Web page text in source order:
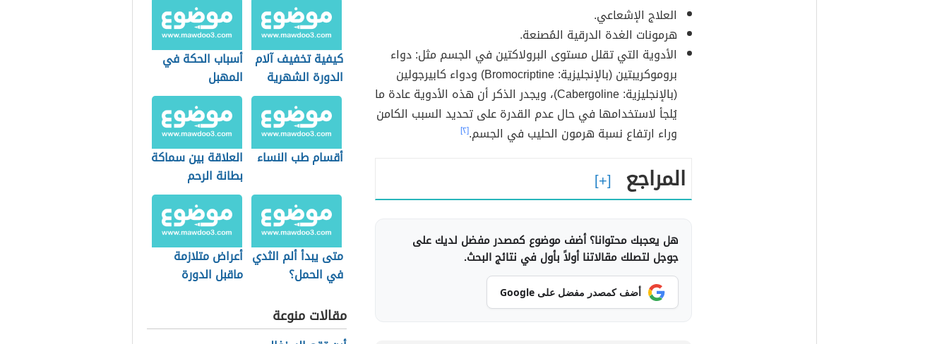
العلاج الإشعاعي.
هرمونات الغدة الدرقية المُصنعة.
الأدوية التي تقلل مستوى البرولاكتين في الجسم مثل: دواء
بروموكريبتين (بالإنجليزية: Bromocriptine) ودواء كابيرجولين
(بالإنجليزية: Cabergoline)، ويجدر الذكر أن هذه الأدوية عادة ما
يُلجأ لاستخدامها في حال عدم القدرة على تحديد السبب الكامن
وراء ارتفاع نسبة هرمون الحليب في الجسم.[٢]
المراجع
هل يعجبك محتوانا؟ أضف موضوع كمصدر مفضل لديك على
جوجل لتصلك مقالاتنا أولاً بأول في نتائج البحث.
أضف كمصدر مفضل على Google
كيفية تخفيف آلام
الدورة الشهرية
أسباب الحكة في
المهبل
أقسام طب النساء
العلاقة بين سماكة
بطانة الرحم
والحمل
متى يبدأ ألم الثدي
في الحمل؟
أعراض متلازمة
ماقبل الدورة
مقالات منوعة